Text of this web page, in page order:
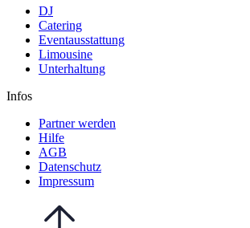
DJ
Catering
Eventausstattung
Limousine
Unterhaltung
Infos
Partner werden
Hilfe
AGB
Datenschutz
Impressum